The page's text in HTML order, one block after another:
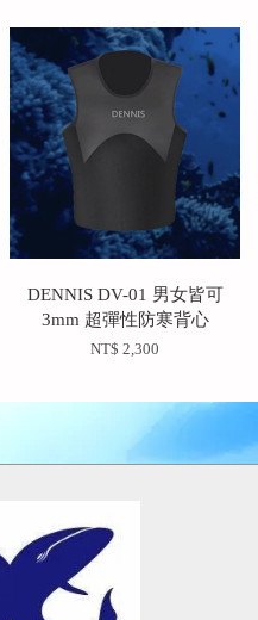
DENNIS DV-01 男女皆可
3mm 超彈性防寒背心
NT$ 2,300